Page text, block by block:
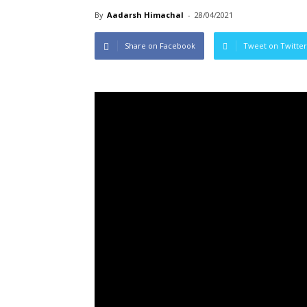
By Aadarsh Himachal - 28/04/2021
Share on Facebook Tweet on Twitter